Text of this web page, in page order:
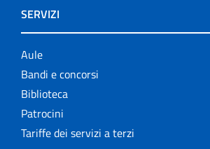
SERVIZI
Aule
Bandi e concorsi
Biblioteca
Patrocini
Tariffe dei servizi a terzi